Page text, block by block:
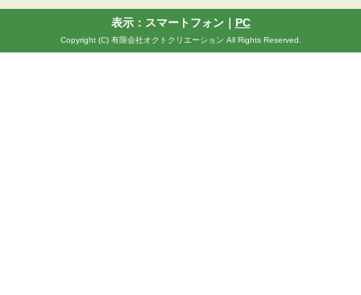
表示：スマートフォン｜ PC
Copyright (C) 有限会社オクトクリエーション All Rights Reserved.